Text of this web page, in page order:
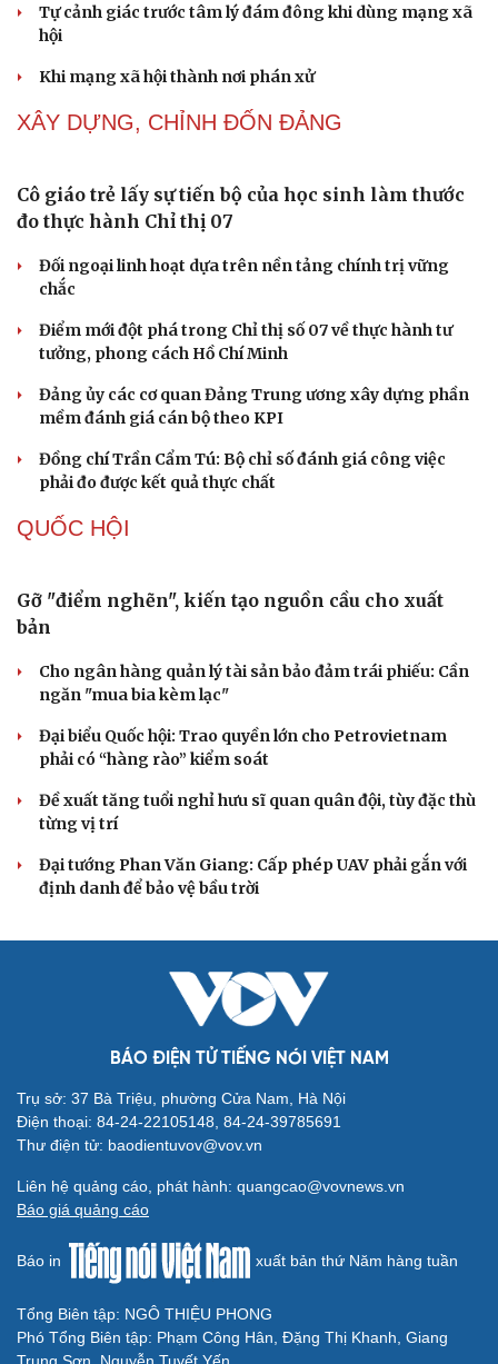
Cải chính
Tự cảnh giác trước tâm lý đám đông khi dùng mạng xã
hội
Khi mạng xã hội thành nơi phán xử
XÂY DỰNG, CHỈNH ĐỐN ĐẢNG
Cô giáo trẻ lấy sự tiến bộ của học sinh làm thước
đo thực hành Chỉ thị 07
Đối ngoại linh hoạt dựa trên nền tảng chính trị vững
chắc
Điểm mới đột phá trong Chỉ thị số 07 về thực hành tư
tưởng, phong cách Hồ Chí Minh
Đảng ủy các cơ quan Đảng Trung ương xây dựng phần
mềm đánh giá cán bộ theo KPI
Đồng chí Trần Cẩm Tú: Bộ chỉ số đánh giá công việc
phải đo được kết quả thực chất
QUỐC HỘI
Gỡ "điểm nghẽn", kiến tạo nguồn cầu cho xuất
bản
Cho ngân hàng quản lý tài sản bảo đảm trái phiếu: Cần
ngăn "mua bia kèm lạc"
Đại biểu Quốc hội: Trao quyền lớn cho Petrovietnam
phải có “hàng rào” kiểm soát
Đề xuất tăng tuổi nghỉ hưu sĩ quan quân đội, tùy đặc thù
từng vị trí
Đại tướng Phan Văn Giang: Cấp phép UAV phải gắn với
định danh để bảo vệ bầu trời
BÁO ĐIỆN TỬ TIẾNG NÓI VIỆT NAM
Trụ sở: 37 Bà Triệu, phường Cửa Nam, Hà Nội
Điện thoại: 84-24-22105148, 84-24-39785691
Thư điện tử: baodientuvov@vov.vn
Liên hệ quảng cáo, phát hành: quangcao@vovnews.vn
Báo giá quảng cáo
Báo in xuất bản thứ Năm hàng tuần
Tổng Biên tập: NGÔ THIỆU PHONG
Phó Tổng Biên tập: Phạm Công Hân, Đặng Thị Khanh, Giang
Trung Sơn, Nguyễn Tuyết Yến